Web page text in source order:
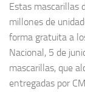
Estas mascarillas
millones de
forma gratuita a
Nacional, 5 de
mascarillas, que
entregadas por